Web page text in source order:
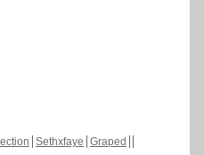
Sethxfaye Graped